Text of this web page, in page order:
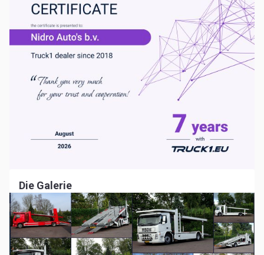
Die Galerie